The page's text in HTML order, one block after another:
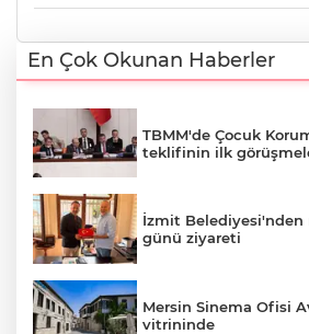
En Çok Okunan Haberler
TBMM'de Çocuk
teklifinin ilk
İzmit
günü ziyareti
Mersin Sinema Ofisi
vitrininde